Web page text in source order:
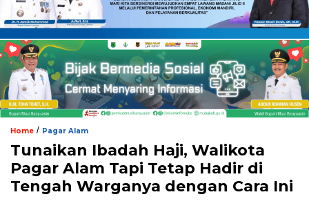
Home / Pagar Alam
Tunaikan Ibadah Haji, Walikota
Pagar Alam Tapi Tetap Hadir di
Tengah Warganya dengan Cara Ini